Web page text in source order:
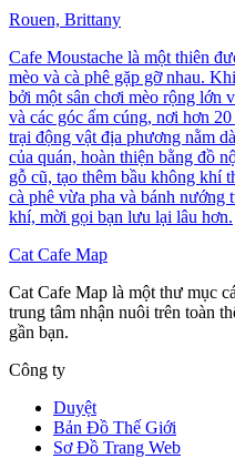
Rouen, Brittany
Cafe Moustache là một thiên
mèo và cà phê gặp gỡ nhau.
bởi một sân chơi mèo rộng lớn
và các góc ấm cúng, nơi hơn
trại động vật địa phương nằm
của quán, hoàn thiện bằng đồ
gỗ cũ, tạo thêm bầu không khí
cà phê vừa pha và bánh
khí, mời gọi bạn lưu lại lâu hơn.
Cat Cafe Map
Cat Cafe Map là một thư mục
trung tâm nhận nuôi trên toàn
gần bạn.
Công ty
Duyệt
Bản Đồ Thế Giới
Sơ Đồ Trang Web